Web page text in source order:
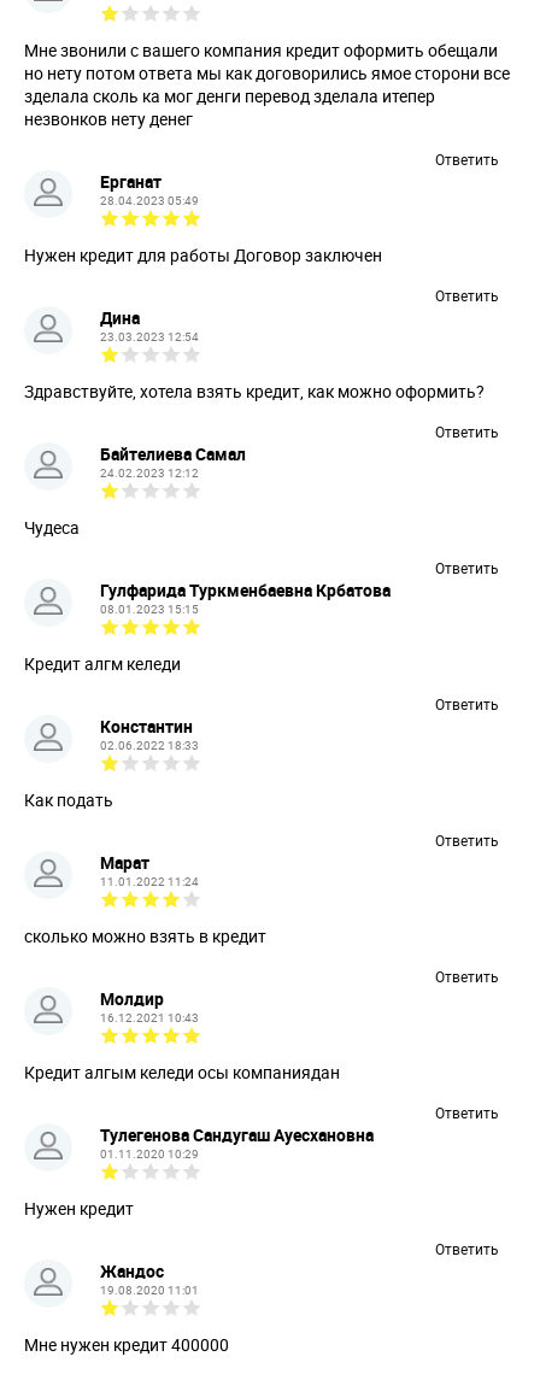
Мне звонили с вашего компания кредит оформить обещали
но нету потом ответа мы как договорились ямое сторони все
зделала сколь ка мог денги перевод зделала итепер
незвонков нету денег
Ответить
Ерганат
28.04.2023 05:49
Нужен кредит для работы Договор заключен
Ответить
Дина
23.03.2023 12:54
Здравствуйте, хотела взять кредит, как можно оформить?
Ответить
Байтелиева Самал
24.02.2023 12:12
Чудеса
Ответить
Гулфарида Туркменбаевна Крбатова
08.01.2023 15:15
Кредит алгм келеди
Ответить
Константин
02.06.2022 18:33
Как подать
Ответить
Марат
11.01.2022 11:24
сколько можно взять в кредит
Ответить
Молдир
16.12.2021 10:43
Кредит алгым келеди осы компаниядан
Ответить
Тулегенова Сандугаш Ауесхановна
01.11.2020 10:29
Нужен кредит
Ответить
Жандос
19.08.2020 11:01
Мне нужен кредит 400000